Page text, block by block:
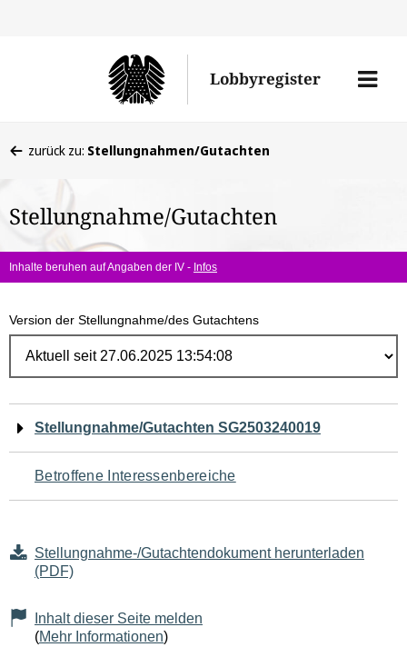
Lobbyregister
Menü
befinden
hier:
zurück zu: Stellungnahmen/Gutachten
Stellungnahme/Gutachten
Inhalte beruhen auf Angaben der IV - Infos
Version der Stellungnahme/des Gutachtens
Navigation
für
den
Seiteninhalt
Stellungnahme/Gutachten SG2503240019
Betroffene Interessenbereiche
Stellungnahme-/Gutachtendokument herunterladen
(PDF)
Inhalt dieser Seite melden
(Mehr Informationen)